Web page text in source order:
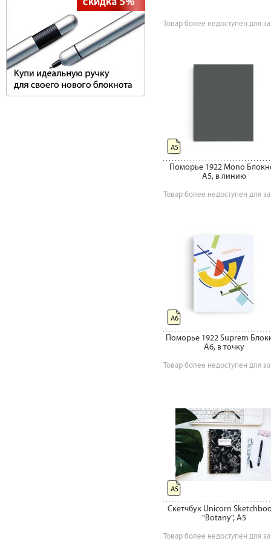
Товар более недоступен для
Поморье 1922 Mono
А5, в линию
Товар более недоступен для
А5
Поморье 1922 Suprem
А6, в точку
Товар более недоступен для
А6
Скетчбук Unicorn
"Botany", А5
Товар более недоступен для
А5